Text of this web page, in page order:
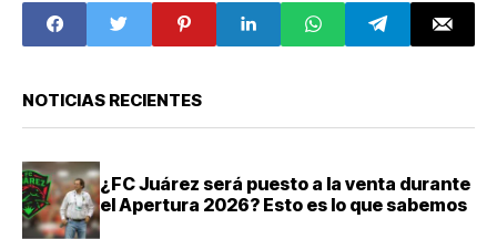
afectados por el
huracán Otis
45 millones por él
NOTICIAS RECIENTES
¿FC Juárez será puesto a la venta durante
el Apertura 2026? Esto es lo que sabemos